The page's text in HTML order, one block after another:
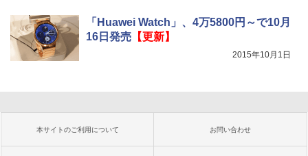
「Huawei Watch」、4万5800円～で10月
16日発売【更新】
2015年10月1日
本サイトのご利用について お問い合わせ